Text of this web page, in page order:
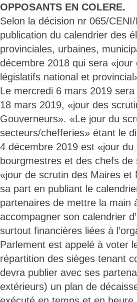
OPPOSANTS EN COLERE.
Selon la décision nr 065/
publication du calendrier des
provinciales, urbaines,
décembre 2018 qui sera
législatifs national et
Le mercredi 6 mars 2019
18 mars 2019, «jour des
Gouverneurs». «Le jour du
secteurs/chefferies» étant le
4 décembre 2019 est «jour
bourgmestres et des chefs
«jour de scrutin des Maires
sa part en publiant le
partenaires de mettre la main
accompagner son calendrier
surtout financières liées à
Parlement est appelé à voter
répartition des sièges tenant
devra publier avec ses
extérieurs) un plan de